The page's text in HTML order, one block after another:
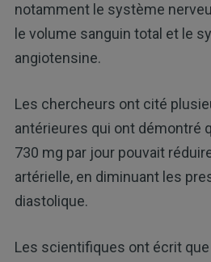
notamment le système
le volume sanguin total et le
angiotensine.
Les chercheurs ont cité
antérieures qui ont démontré
730 mg par jour pouvait
artérielle, en diminuant les
diastolique.
Les scientifiques ont écrit